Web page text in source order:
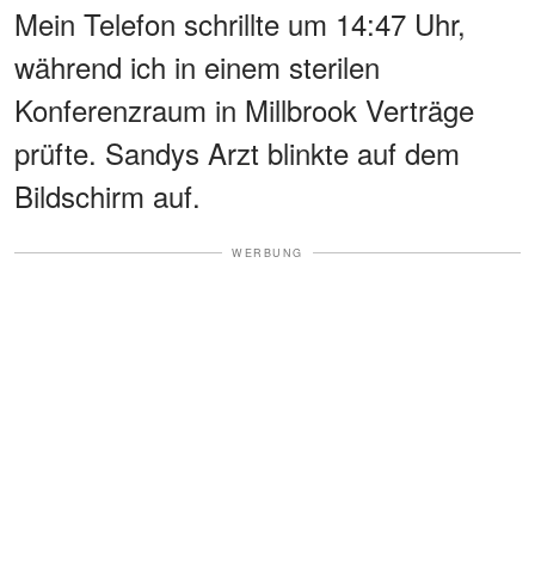
Mein Telefon schrillte um 14:47 Uhr,
während ich in einem sterilen
Konferenzraum in Millbrook Verträge
prüfte. Sandys Arzt blinkte auf dem
Bildschirm auf.
WERBUNG